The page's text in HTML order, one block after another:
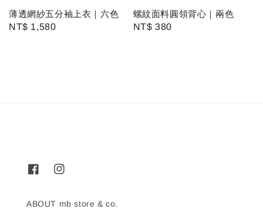
薄透網紗五分袖上衣｜六色
Regular
NT$ 1,580
螺紋面料圓領背心｜兩色
Regular
NT$ 380
ABOUT mb store & co.